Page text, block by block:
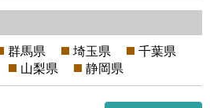
群馬県 埼玉県
千葉県
山梨県 静岡県